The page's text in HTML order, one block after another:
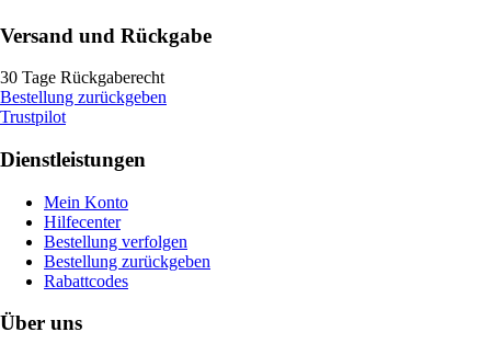
Versand und Rückgabe
30 Tage Rückgaberecht
Bestellung zurückgeben
Trustpilot
Dienstleistungen
Mein Konto
Hilfecenter
Bestellung verfolgen
Bestellung zurückgeben
Rabattcodes
Über uns